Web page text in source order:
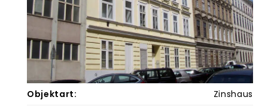
Objektart:
Zinshaus